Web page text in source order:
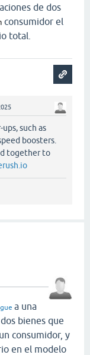
de dos
consumidor el
total.
such as
boosters.
together to
a una
bienes que
consumidor, y
en el modelo